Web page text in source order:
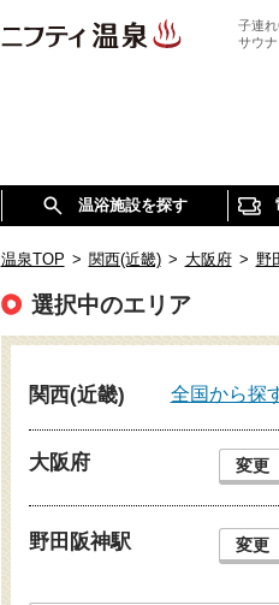
子連
サウ
温浴施設を探す
温泉TOP > 関西(近畿) > 大阪府 > 野
選択中のエリア
関西(近畿) 全国から探
大阪府 変更
野田阪神駅 変更